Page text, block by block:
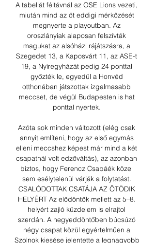
A tabellát féltávnál az OSE Lions vezeti,
miután mind az öt eddigi mérkőzését
megnyerte a playoutban. Az
oroszlányiak alaposan felszívták
magukat az alsóházi rájátszásra, a
Szegedet 13, a Kaposvárt 11, az ASE-t
19, a Nyíregyházát pedig 24 ponttal
győzték le, egyedül a Honvéd
otthonában játszottak izgalmasabb
meccset, de végül Budapesten is hat
ponttal nyertek.
Azóta sok minden változott (elég csak
annyit említeni, hogy az első egymás
elleni meccshez képest már mind a két
csapatnál volt edzőváltás), az azonban
biztos, hogy Ferencz Csabáék közel
sem esélytelenül várják a folytatást.
CSALÓDOTTAK CSATÁJA AZ ÖTÖDIK
HELYÉRT Az elődöntők mellett az 5–8.
helyért zajló küzdelem is elrajtol
szerdán. A negyeddöntőben búcsúzó
négy csapat közül egyértelműen a
Szolnok kiesése jelentette a legnagyobb